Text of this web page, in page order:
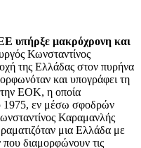
υπήρξε μακρόχρονη και
Κωνσταντίνος
της Ελλάδας στον πυρήνα
και υπογράφει τη
ΕΟΚ, η οποία
1975, εν μέσω σφοδρών
Καραμανλής
μια Ελλάδα με
διαμορφώνουν τις